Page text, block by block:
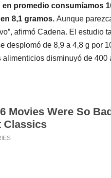
en promedio consumíamos
8,1 gramos. Aunque
afirmó Cadena. El estudio
desplomó de 8,9 a 4,8 g por
alimenticios disminuyó de 400